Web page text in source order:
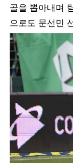
골을 뽑아내며
으로도 문선민